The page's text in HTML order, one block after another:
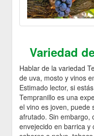
Variedad
Hablar de la variedad
de uva, mosto y vinos
Estimado lector, si
Tempranillo es una
el vino es joven, puede
afrutado. Sin embargo,
envejecido en barrica y